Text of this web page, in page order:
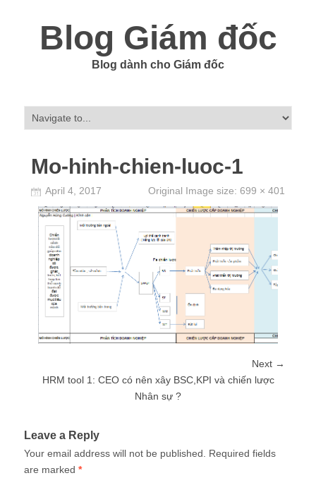
Blog Giám đốc
Blog dành cho Giám đốc
Mo-hinh-chien-luoc-1
April 4, 2017 Original Image size: 699 × 401
Next →
HRM tool 1: CEO có nên xây BSC,KPI và chiến lược
Nhân sự ?
Leave a Reply
Your email address will not be published.
Required fields
are marked *